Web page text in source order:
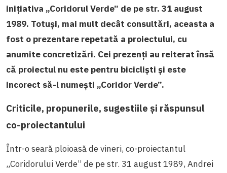
inițiativa „Coridorul Verde” de pe str. 31 august
1989. Totuși, mai mult decât consultări, aceasta a
fost o prezentare repetată a proiectului, cu
anumite concretizări. Cei prezenți au reiterat însă
că proiectul nu este pentru bicicliști și este
incorect să-l numești „Coridor Verde”.
Criticile, propunerile, sugestiile și răspunsul
co-proiectantului
Într-o seară ploioasă de vineri, co-proiectantul
„Coridorului Verde” de pe str. 31 august 1989, Andrei